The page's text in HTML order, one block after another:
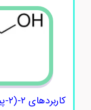
کاربردهای ۲-(۲-پیریدیل) اتیل‌آمین